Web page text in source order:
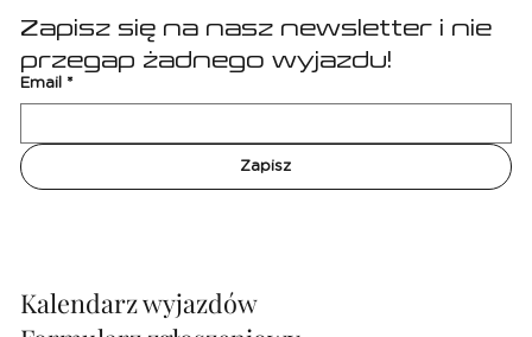
Zapisz się na nasz newsletter i nie
przegap żadnego wyjazdu!
Email *
Zapisz
Kalendarz wyjazdów